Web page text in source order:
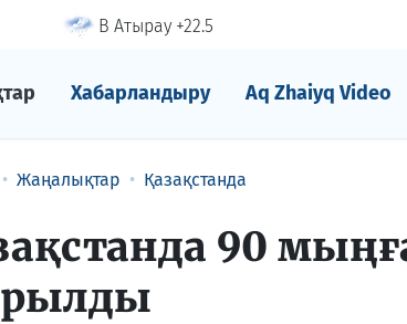
В Атырау +22.5
Хабарландыру Aq Zhaiyq Video
Жаңалықтар Қазақстанда
90